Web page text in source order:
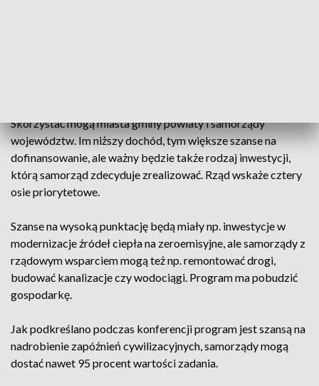
Skorzystać mogą miasta gminy powiaty i samorządy
województw. Im niższy dochód, tym większe szanse na
dofinansowanie, ale ważny będzie także rodzaj inwestycji,
którą samorząd zdecyduje zrealizować. Rząd wskaże cztery
osie priorytetowe.
Szanse na wysoką punktację będą miały np. inwestycje w
modernizacje źródeł ciepła na zeroemisyjne, ale samorządy z
rządowym wsparciem mogą też np. remontować drogi,
budować kanalizacje czy wodociągi. Program ma pobudzić
gospodarkę.
Jak podkreślano podczas konferencji program jest szansą na
nadrobienie zapóźnień cywilizacyjnych, samorządy mogą
dostać nawet 95 procent wartości zadania.